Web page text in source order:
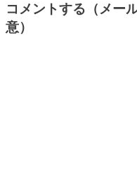
コメントする（メー
意）